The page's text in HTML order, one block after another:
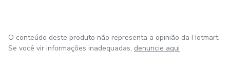
O conteúdo deste produto não representa a opinião da Hotmart.
Se você vir informações inadequadas, denuncie aqui